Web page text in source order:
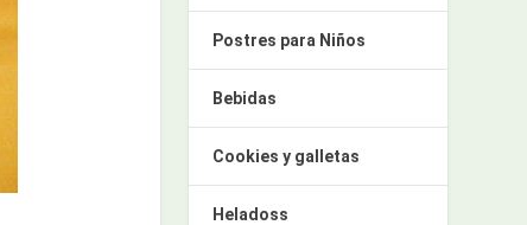
Postres para Niños
Bebidas
Cookies y galletas
Heladoss